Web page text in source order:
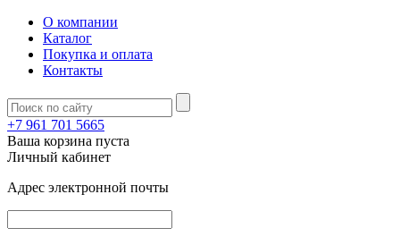
О компании
Каталог
Покупка и оплата
Контакты
+7 961 701 5665
Ваша корзина пуста
Личный кабинет
Адрес электронной почты